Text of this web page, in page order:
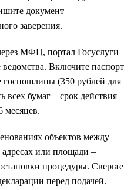
документ
заверения.
МФЦ, портал Госуслуги
Включите паспорт
госпошлины (350 рублей для
всех бумаг – срок действия
месяцев.
объектов между
или площади –
процедуры. Сверьте
перед подачей.